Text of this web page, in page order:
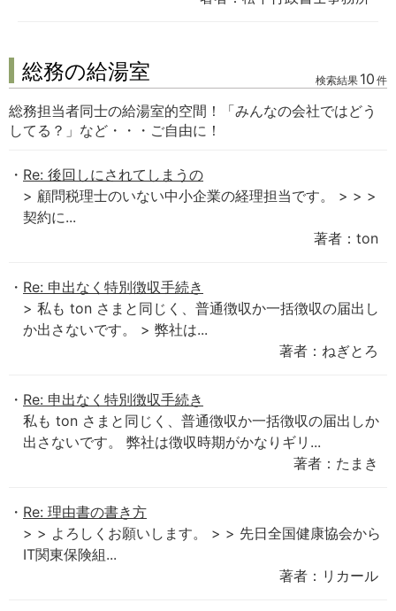
総務の給湯室 検索結果 10 件
総務担当者同士の給湯室的空間！「みんなの会社ではどう
してる？」など・・・ご自由に！
Re: 後回しにされてしまうの
> 顧問税理士のいない中小企業の経理担当です。 > > >
契約に...
著者：ton
Re: 申出なく特別徴収手続き
> 私も ton さまと同じく、普通徴収か一括徴収の届出し
か出さないです。 > 弊社は...
著者：ねぎとろ
Re: 申出なく特別徴収手続き
私も ton さまと同じく、普通徴収か一括徴収の届出しか
出さないです。 弊社は徴収時期がかなりギリ...
著者：たまき
Re: 理由書の書き方
> > よろしくお願いします。 > > 先日全国健康協会から
IT関東保険組...
著者：リカール